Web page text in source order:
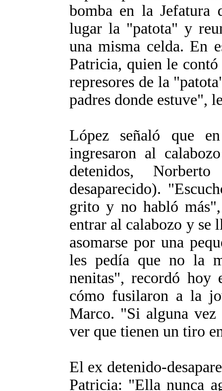
bomba en la Jefatura
lugar la "patota" y
una misma celda. En
Patricia, quien le
represores de la
padres donde estuve",
López señaló que
ingresaron al
detenidos,
desaparecido).
grito y no habló
entrar al calabozo y se
asomarse por una
les pedía que no la
nenitas", recordó hoy
cómo fusilaron a la
Marco. "Si alguna vez
ver que tienen un tiro
El ex detenido-
Patricia: "Ella nunca